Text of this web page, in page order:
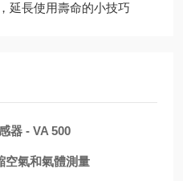
延長使用壽命的小技巧
器 - VA 500
空氣和氣體測量